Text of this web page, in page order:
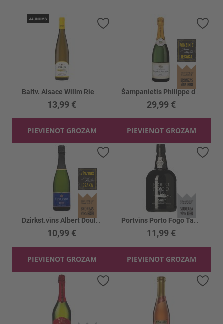
13,99 €
PIEVIENOT GROZAM
Pievienot vēlmju sarakstam
Šampanietis Philippe de Nantheuil Brut 12%
29,99 €
PIEVIENOT GROZAM
Dzirkst.vīns Albert Doulet Blanquette 12.5%
10,99 €
PIEVIENOT GROZAM
Pievienot vēlmju sarakstam
11,99 €
PIEVIENOT GROZAM
Pievienot vēlmju sarakstam